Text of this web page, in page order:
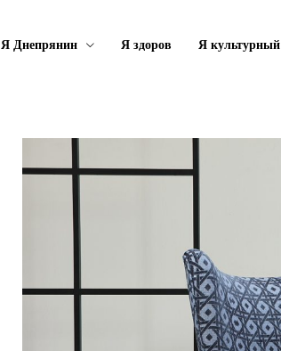
Я Днепрянин Я здоров Я культурный